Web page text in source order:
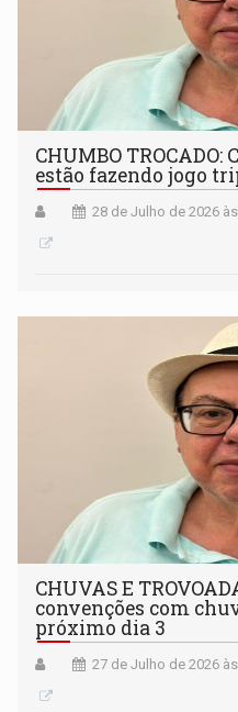
CHUMBO
estão fazendo jogo
28 de Julho de 2026
CHUVAS E
convenções com
próximo dia 3
27 de Julho de 2026